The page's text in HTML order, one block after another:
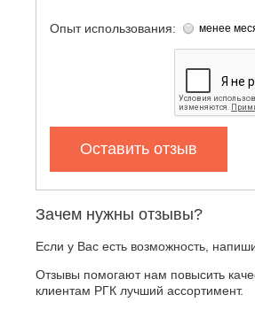
Опыт использования: менее
Оставить отзыв
Зачем нужны отзывы?
Если у Вас есть возможность,
Отзывы помогают нам повысить
клиентам РГК лучший ассортимент.